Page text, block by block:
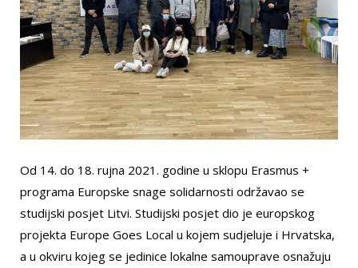
Od 14. do 18. rujna 2021. godine u sklopu Erasmus +
programa Europske snage solidarnosti održavao se
studijski posjet Litvi. Studijski posjet dio je europskog
projekta Europe Goes Local u kojem sudjeluje i Hrvatska,
a u okviru kojeg se jedinice lokalne samouprave osnažuju